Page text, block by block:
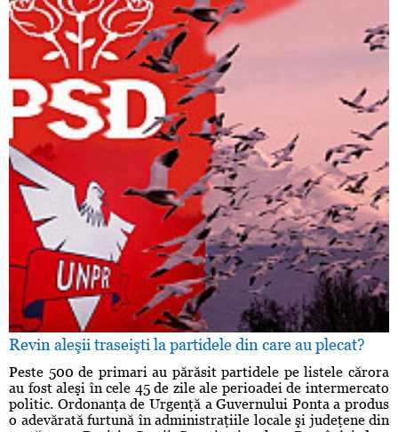
Revin aleşii traseişti la partidele din care au plecat?
Peste 500 de primari au părăsit partidele pe listele cărora
au fost aleşi în cele 45 de zile ale perioadei de intermercato
politic. Ordonanţa de Urgenţă a Guvernului Ponta a produs
o adevărată furtună în administraţiile locale şi judeţene din